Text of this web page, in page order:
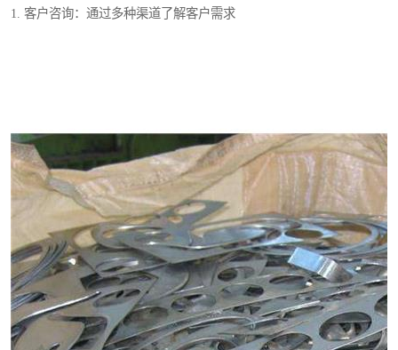
1. 客户咨询：通过多种渠道了解客户需求